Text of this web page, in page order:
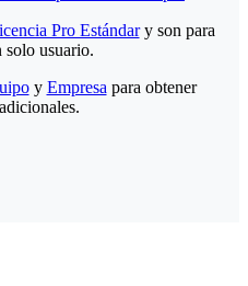
Pro Estándary son para
solo usuario.
y Empresa para obtener